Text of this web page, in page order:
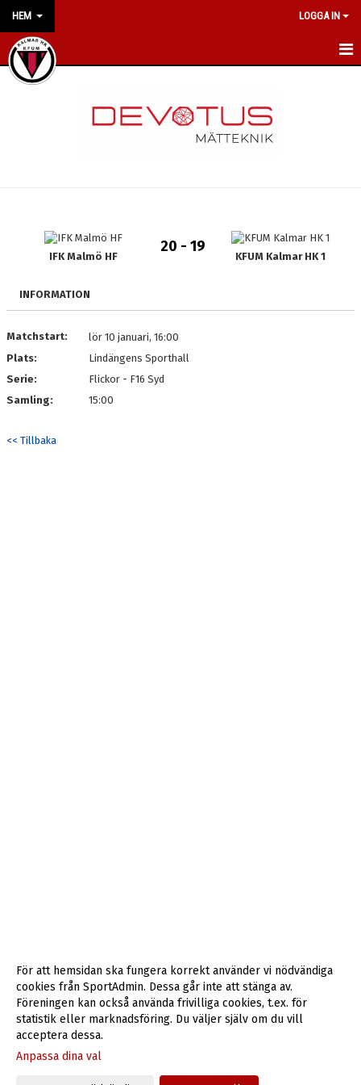
HEM LOGGA IN
HEM
KONTAKT
KALENDER
VÅRA LAG/TRÄNARE
MATCHER
LIVESCORE
KLUBBSHOP
IFK Malmö HF
20 - 19
KFUM Kalmar HK 1
INFORMATION
Matchstart:
lör 10 januari, 16:00
Plats:
Lindängens Sporthall
Serie:
Flickor - F16 Syd
Samling:
15:00
<< Tillbaka
Gå till Webbversion
För att hemsidan ska fungera korrekt använder vi nödvändiga
cookies från SportAdmin. Dessa går inte att stänga av.
Föreningen kan också använda frivilliga cookies, t.ex. för
statistik eller marknadsföring. Du väljer själv om du vill
acceptera dessa.
Anpassa dina val